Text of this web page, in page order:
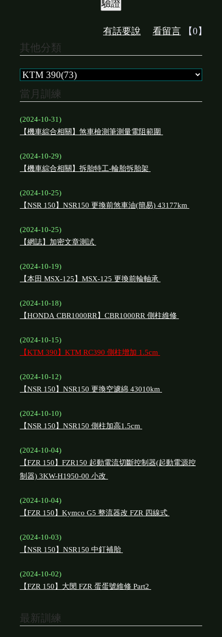
有話要說 看留言 【0】
其他分類
當月訓練
(2024-10-31)
【機車綜合相關】煞車檢測筆測量電阻範圍
(2024-10-29)
【機車綜合相關】拆胎特工-輪胎拆胎架
(2024-10-25)
【NSR 150】NSR150 更換前煞車油(簡易) 43177km
(2024-10-25)
【網誌】加密文章測試
(2024-10-19)
【本田 MSX-125】MSX-125 更換前輪軸承
(2024-10-18)
【HONDA CBR1000RR】CBR1000RR 側柱維修
(2024-10-15)
【KTM 390】KTM RC390 側柱增加 1.5cm
(2024-10-12)
【NSR 150】NSR150 更換空濾綿 43010km
(2024-10-10)
【NSR 150】NSR150 側柱加高1.5cm
(2024-10-04)
【FZR 150】FZR150 起動電流切斷控制器(起動電源控
制器) 3KW-H1950-00 小改
(2024-10-04)
【FZR 150】Kymco G5 整流器改 FZR 四線式
(2024-10-03)
【NSR 150】NSR150 中釘補胎
(2024-10-02)
【FZR 150】大閔 FZR 蛋蛋號維修 Part2
最新訓練